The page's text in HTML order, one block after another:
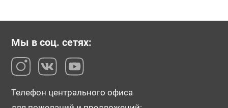
Мы в соц. сетях:
Телефон центрального офиса